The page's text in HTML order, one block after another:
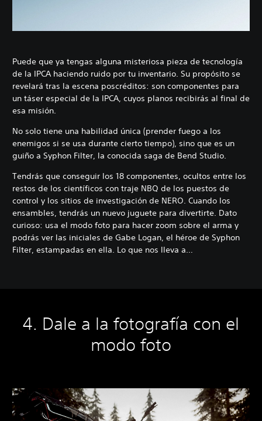
Puede que ya tengas alguna misteriosa pieza de tecnología
de la IPCA haciendo ruido por tu inventario. Su propósito se
revelará tras la escena poscréditos: son componentes para
un táser especial de la IPCA, cuyos planos recibirás al final de
esa misión.
No solo tiene una habilidad única (prender fuego a los
enemigos si se usa durante cierto tiempo), sino que es un
guiño a Syphon Filter, la conocida saga de Bend Studio.
Tendrás que conseguir los 18 componentes, ocultos entre los
restos de los científicos con traje NBQ de los puestos de
control y los sitios de investigación de NERO. Cuando los
ensambles, tendrás un nuevo juguete para divertirte. Dato
curioso: usa el modo foto para hacer zoom sobre el arma y
podrás ver las iniciales de Gabe Logan, el héroe de Syphon
Filter, estampadas en ella. Lo que nos lleva a…
4. Dale a la fotografía con el
modo foto